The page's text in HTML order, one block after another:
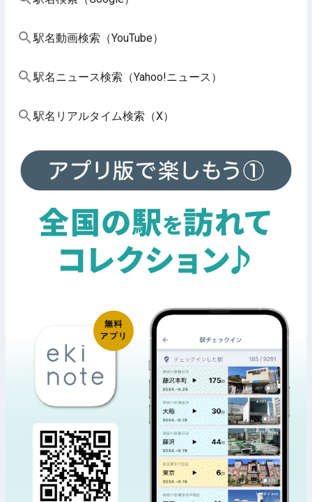
駅名動画検索（YouTube）
駅名ニュース検索（Yahoo!ニュース）
駅名リアルタイム検索（X）